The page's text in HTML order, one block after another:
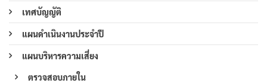
เทศบัญญัติ
แผนดำเนินงานประจำปี
แผนบริหารความเสี่ยง
ตรวจสอบภายใน